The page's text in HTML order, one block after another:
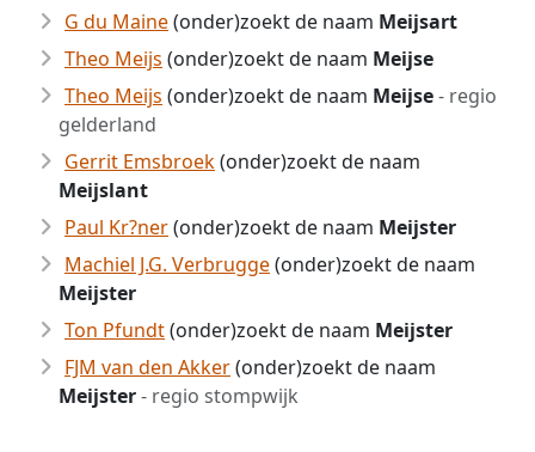
G du Maine(onder)zoekt de naam Meijsart
Theo Meijs (onder)zoekt de naam Meijse
Theo Meijs (onder)zoekt de naam Meijse- regio
gelderland
Gerrit Emsbroek(onder)zoekt de naam
Meijslant
Paul Kr?ner(onder)zoekt de naam Meijster
Machiel J.G. Verbrugge(onder)zoekt de naam
Meijster
Ton Pfundt(onder)zoekt de naam Meijster
FJM van den Akker(onder)zoekt de naam
Meijster- regio stompwijk